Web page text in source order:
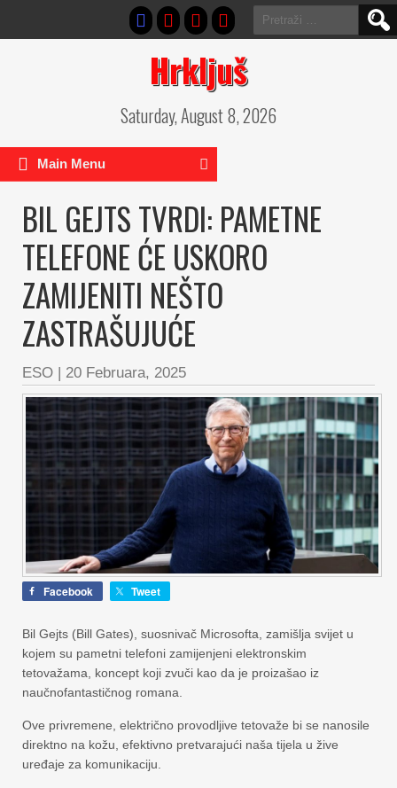
Pretraga:
Hrkljuš
Saturday, August 8, 2026
Main Menu
BIL GEJTS TVRDI: PAMETNE
TELEFONE ĆE USKORO
ZAMIJENITI NEŠTO
ZASTRAŠUJUĆE
ESO | 20 Februara, 2025
Facebook Tweet
Bil Gejts (Bill Gates), suosnivač Microsofta, zamišlja svijet u
kojem su pametni telefoni zamijenjeni elektronskim
tetovažama, koncept koji zvuči kao da je proizašao iz
naučnofantastičnog romana.
Ove privremene, električno provodljive tetovaže bi se nanosile
direktno na kožu, efektivno pretvarajući naša tijela u žive
uređaje za komunikaciju.